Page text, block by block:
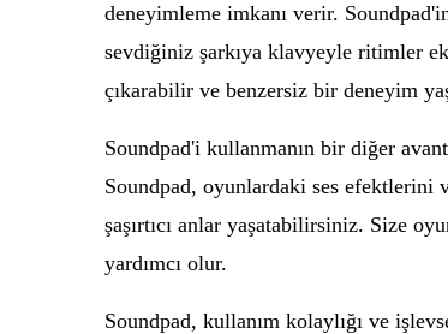
deneyimleme imkanı verir.
sevdiğiniz şarkıya klavyeyle ritimler
çıkarabilir ve benzersiz bir deneyim
Soundpad'i kullanmanın bir diğer
Soundpad, oyunlardaki ses efektlerini
şaşırtıcı anlar yaşatabilirsiniz. Size
yardımcı olur.
Soundpad, kullanım kolaylığı ve